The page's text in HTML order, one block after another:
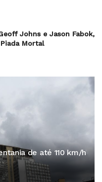
Johns e Jason Fabok,
Mortal
de até 110 km/h